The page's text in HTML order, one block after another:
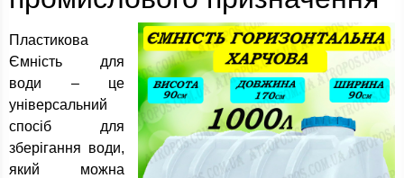
Пластикова
Ємність для
води – це
універсальний
спосіб для
зберігання води,
який можна